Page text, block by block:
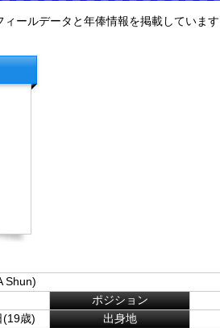
ールデータと年俸情報を掲載していま
Shun)
ポジション
(19歳)
出身地